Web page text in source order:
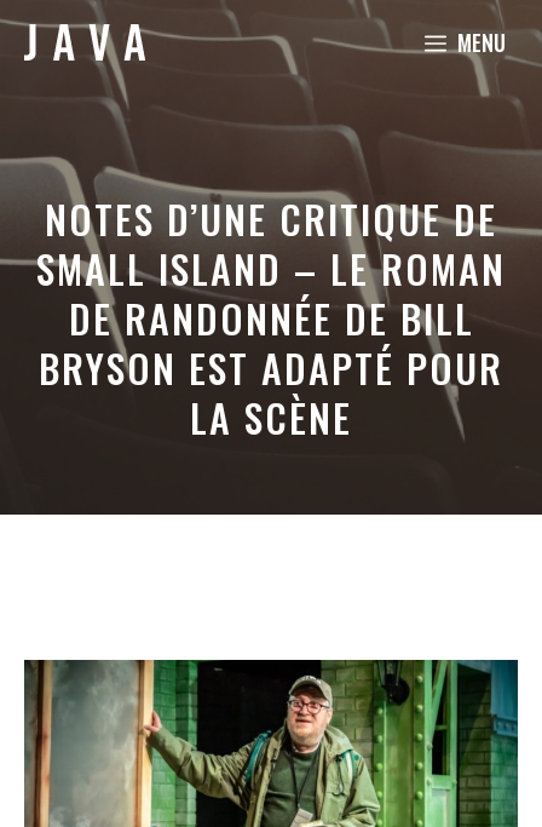
Aller
MENU
NOTES D’UNE CRITIQUE DE
SMALL ISLAND – LE ROMAN
DE RANDONNÉE DE BILL
BRYSON EST ADAPTÉ POUR
LA SCÈNE